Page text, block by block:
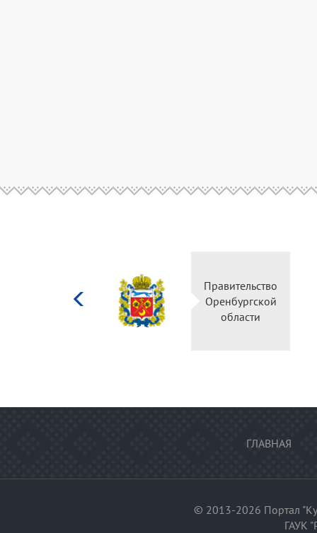
Министерство
культуры
Российской
федерации
ГЛАВНАЯ
© 2013-2026 Портал
ГАУК